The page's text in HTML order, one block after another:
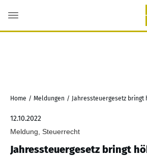
Home / Meldungen /
12.10.2022
Meldung, Steuerrecht
Jahressteuergesetz bringt